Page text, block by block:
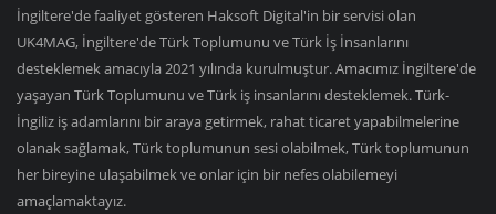
İngiltere'de faaliyet gösteren Haksoft Digital'in bir servisi olan
UK4MAG, İngiltere'de Türk Toplumunu ve Türk İş İnsanlarını
desteklemek amacıyla 2021 yılında kurulmuştur. Amacımız İngiltere'de
yaşayan Türk Toplumunu ve Türk iş insanlarını desteklemek. Türk-
İngiliz iş adamlarını bir araya getirmek, rahat ticaret yapabilmelerine
olanak sağlamak, Türk toplumunun sesi olabilmek, Türk toplumunun
her bireyine ulaşabilmek ve onlar için bir nefes olabilemeyi
amaçlamaktayız.